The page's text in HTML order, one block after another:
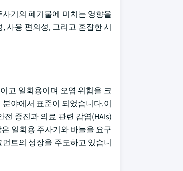
기의 폐기물에 미치는 영향을
사용 편의성, 그리고 혼잡한 시
고 일회용이며 오염 위험을 크
야에서 표준이 되었습니다.이
증진과 의료 관련 감염(HAIs)
일회용 주사기와 바늘을 요구
트의 성장을 주도하고 있습니